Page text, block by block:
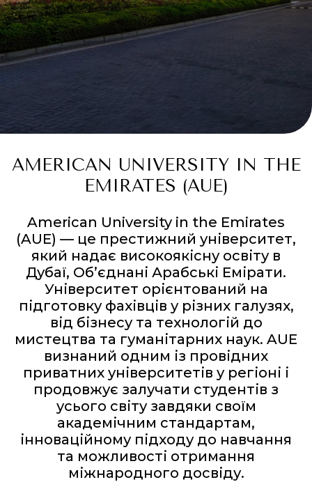
AMERICAN UNIVERSITY IN THE
EMIRATES (AUE)
American University in the Emirates
(AUE) — це престижний університет,
який надає високоякісну освіту в
Дубаї, Об’єднані Арабські Емірати.
Університет орієнтований на
підготовку фахівців у різних галузях,
від бізнесу та технологій до
мистецтва та гуманітарних наук. AUE
визнаний одним із провідних
приватних університетів у регіоні і
продовжує залучати студентів з
усього світу завдяки своїм
академічним стандартам,
інноваційному підходу до навчання
та можливості отримання
міжнародного досвіду.